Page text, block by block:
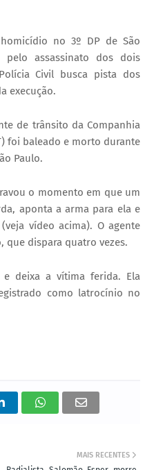
no 3º DP de São
pelo assassinato dos dois
Civil busca pista dos
execução.
de trânsito da Companhia
foi baleado e morto durante
Paulo.
o momento em que um
aponta a arma para ela e
vídeo acima). O agente
que dispara quatro vezes.
deixa a vítima ferida. Ela
como latrocínio no
MAIS RECENTES